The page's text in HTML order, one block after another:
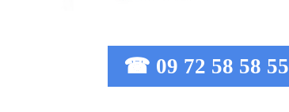
☎ 09 72 58 58 55